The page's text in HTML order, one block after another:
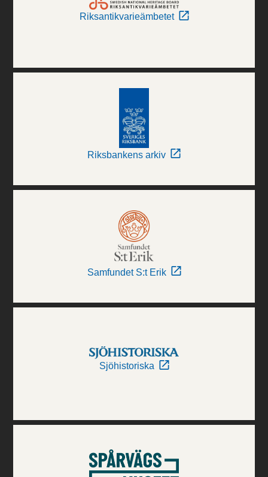
Riksantikvarieämbetet
Riksbankens arkiv
Samfundet S:t Erik
Sjöhistoriska